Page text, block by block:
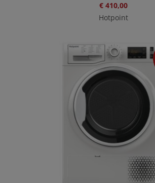
€ 410,00
Hotpoint